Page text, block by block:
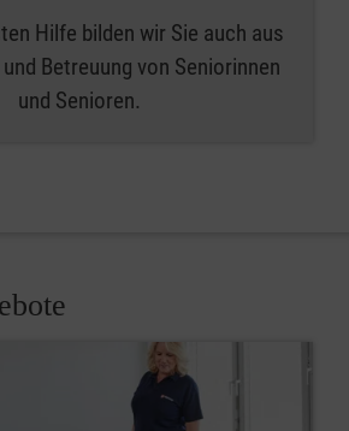
Hilfe bilden wir Sie auch aus
Betreuung von Seniorinnen
und Senioren.